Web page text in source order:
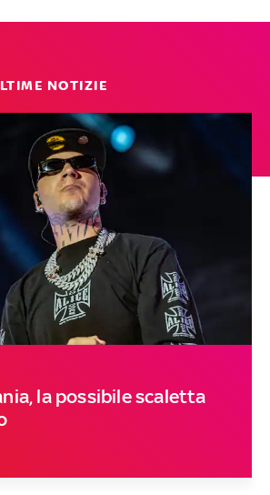
NOTIZIE
la possibile scaletta